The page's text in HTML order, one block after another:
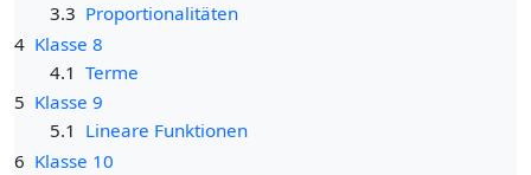
3.3 Proportionalitäten
4 Klasse 8
4.1 Terme
5 Klasse 9
5.1 Lineare Funktionen
6 Klasse 10